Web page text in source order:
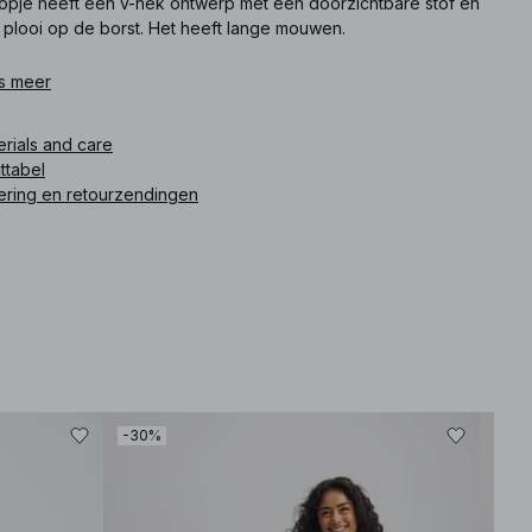
op de borst. Het heeft lange mouwen.
meer
and care
en retourzendingen
-30%